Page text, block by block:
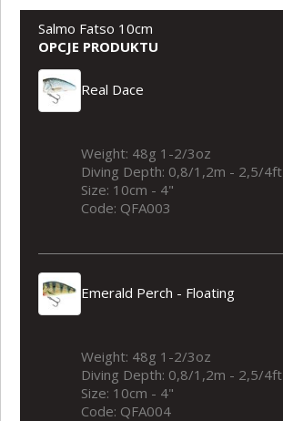
Salmo Fatso 10cm
OPCJE PRODUKTU
Real Dace
Weight: 48g 1-2/3oz
Diving Depth: 0,8/1,2m - 2,5/4ft
Size: 10cm - 4"
Code: QFA003
Emerald Perch - Floating
Weight: 48g 1-2/3oz
Diving Depth: 0,8/1,2m - 2,5/4ft
Size: 10cm - 4"
Code: QFA004